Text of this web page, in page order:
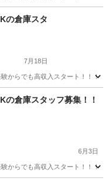
の倉庫スタ
7月18日
験からでも高収入スタート！
の倉庫スタッフ募集！！
6月3日
験からでも高収入スタート！